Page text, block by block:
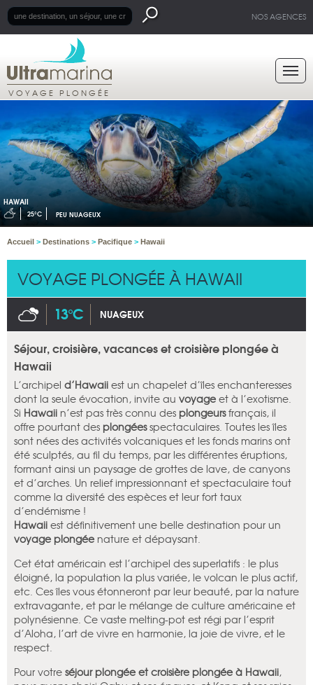
NOS AGENCES
VOYAGE PLONGÉE
HAWAII
25°C PEU NUAGEUX
Accueil > Destinations > Pacifique > Hawaii
VOYAGE PLONGÉE À HAWAII
13°C NUAGEUX
Séjour, croisière, vacances et croisière plongée à
Hawaii
L’archipel d’Hawaii est un chapelet d’îles enchanteresses
dont la seule évocation, invite au voyage et à l’exotisme.
Si Hawaii n’est pas très connu des plongeursfrançais, il
offre pourtant des plongéesspectaculaires. Toutes les îles
sont nées des activités volcaniques et les fonds marins ont
été sculptés, au fil du temps, par les différentes éruptions,
formant ainsi un paysage de grottes de lave, de canyons
et d’arches. Un relief impressionnant et spectaculaire tout
comme la diversité des espèces et leur fort taux
d’endémisme !
Hawaii est définitivement une belle destination pour un
voyage plongée nature et dépaysant.
Cet état américain est l’archipel des superlatifs : le plus
éloigné, la population la plus variée, le volcan le plus actif,
etc. Ces îles vous étonneront par leur beauté, par la nature
extravagante, et par le mélange de culture américaine et
polynésienne. Ce vaste melting-pot est régi par l’esprit
d’Aloha, l’art de vivre en harmonie, la joie de vivre, et le
respect.
Pour votre séjour plongée et croisière plongée à Hawaii,